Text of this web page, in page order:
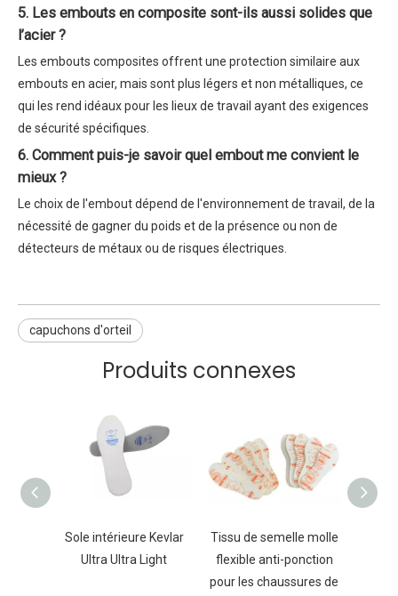
5. Les embouts en composite sont-ils aussi solides que
l’acier ?
Les embouts composites offrent une protection similaire aux
embouts en acier, mais sont plus légers et non métalliques, ce
qui les rend idéaux pour les lieux de travail ayant des exigences
de sécurité spécifiques.
6. Comment puis-je savoir quel embout me convient le
mieux ?
Le choix de l'embout dépend de l'environnement de travail, de la
nécessité de gagner du poids et de la présence ou non de
détecteurs de métaux ou de risques électriques.
capuchons d'orteil
Produits connexes
Sole intérieure Kevlar
Ultra Ultra Light
Tissu de semelle molle
flexible anti-ponction
pour les chaussures de